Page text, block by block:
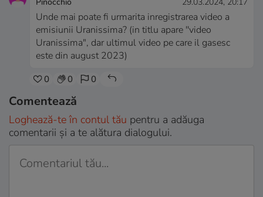
Unde mai poate fi urmarita inregistrarea video a
emisiunii Uranissima? (in titlu apare ''video
Uranissima", dar ultimul video pe care il gasesc
este din august 2023)
0 0 0
Comentează
Loghează-te în contul tău pentru a adăuga
comentarii și a te alătura dialogului.